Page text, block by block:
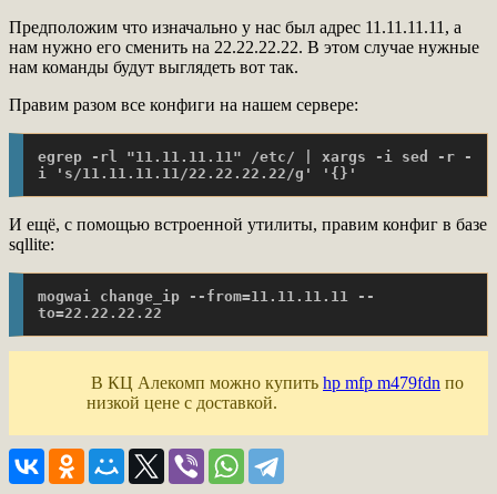
Предположим что изначально у нас был адрес 11.11.11.11, а
нам нужно его сменить на 22.22.22.22. В этом случае нужные
нам команды будут выглядеть вот так.
Правим разом все конфиги на нашем сервере:
egrep -rl "11.11.11.11" /etc/ | xargs -i sed -r -
i 's/11.11.11.11/22.22.22.22/g' '{}'
И ещё, с помощью встроенной утилиты, правим конфиг в базе
sqllite:
mogwai change_ip --from=11.11.11.11 --
to=22.22.22.22
В КЦ Алекомп можно купить hp mfp m479fdn по
низкой цене с доставкой.